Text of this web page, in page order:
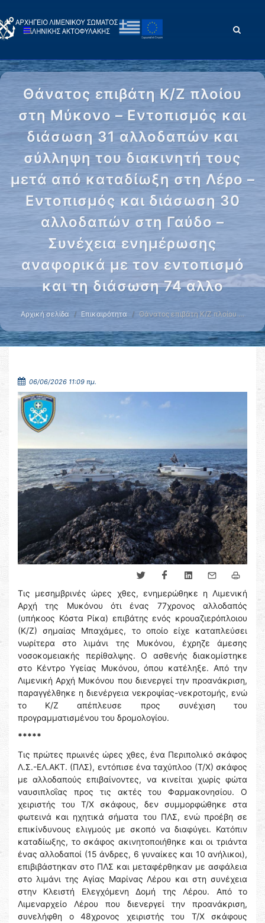
Θάνατος επιβάτη Κ/Ζ πλοίου
στη Μύκονο – Εντοπισμός και
διάσωση 31 αλλοδαπών και
σύλληψη του διακινητή τους
μετά από καταδίωξη στη Λέρο –
Εντοπισμός και διάσωση 30
αλλοδαπών στη Γαύδο –
Συνέχεια ενημέρωσης
αναφορικά με τον εντοπισμό
και τη διάσωση 74 αλλο
Αρχική σελίδα Επικαιρότητα Θάνατος επιβάτη Κ/Ζ πλοίου …
06/06/2026 11:09 πμ.
Τις μεσημβρινές ώρες χθες, ενημερώθηκε η Λιμενική
Αρχή της Μυκόνου ότι ένας 77χρονος αλλοδαπός
(υπήκοος Κόστα Ρίκα) επιβάτης ενός κρουαζιερόπλοιου
(Κ/Ζ) σημαίας Μπαχάμες, το οποίο είχε καταπλεύσει
νωρίτερα στο λιμάνι της Μυκόνου, έχρηζε άμεσης
νοσοκομειακής περίθαλψης. Ο ασθενής διακομίστηκε
στο Κέντρο Υγείας Μυκόνου, όπου κατέληξε. Από την
Λιμενική Αρχή Μυκόνου που διενεργεί την προανάκριση,
παραγγέλθηκε η διενέργεια νεκροψίας-νεκροτομής, ενώ
το Κ/Ζ απέπλευσε προς συνέχιση του
προγραμματισμένου του δρομολογίου.
*****
Τις πρώτες πρωινές ώρες χθες, ένα Περιπολικό σκάφος
Λ.Σ.-ΕΛ.ΑΚΤ. (ΠΛΣ), εντόπισε ένα ταχύπλοο (Τ/Χ) σκάφος
με αλλοδαπούς επιβαίνοντες, να κινείται χωρίς φώτα
ναυσιπλοΐας προς τις ακτές του Φαρμακονησίου. Ο
χειριστής του Τ/Χ σκάφους, δεν συμμορφώθηκε στα
φωτεινά και ηχητικά σήματα του ΠΛΣ, ενώ προέβη σε
επικίνδυνους ελιγμούς με σκοπό να διαφύγει. Κατόπιν
καταδίωξης, το σκάφος ακινητοποιήθηκε και οι τριάντα
ένας αλλοδαποί (15 άνδρες, 6 γυναίκες και 10 ανήλικοι),
επιβιβάστηκαν στο ΠΛΣ και μεταφέρθηκαν με ασφάλεια
στο λιμάνι της Αγίας Μαρίνας Λέρου και στη συνέχεια
στην Κλειστή Ελεγχόμενη Δομή της Λέρου. Από το
Λιμεναρχείο Λέρου που διενεργεί την προανάκριση,
συνελήφθη ο 48χρονος χειριστής του Τ/Χ σκάφους